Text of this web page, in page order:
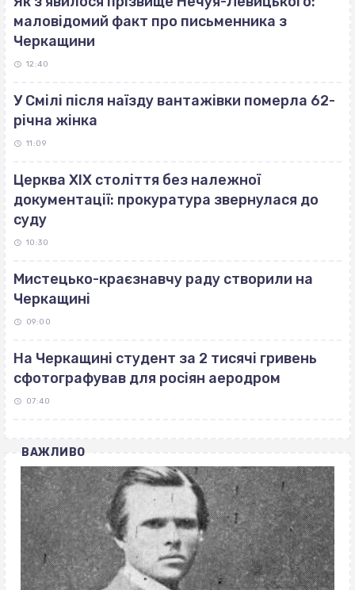
маловідомий факт про письменника з
Черкащини
12:40
У Смілі після наїзду вантажівки померла 62-
річна жінка
11:09
Церква ХІХ століття без належної
документації: прокуратура звернулася до
суду
10:30
Мистецько-краєзнавчу раду створили на
Черкащині
09:00
На Черкащині студент за 2 тисячі гривень
сфотографував для росіян аеродром
07:40
ВАЖЛИВО